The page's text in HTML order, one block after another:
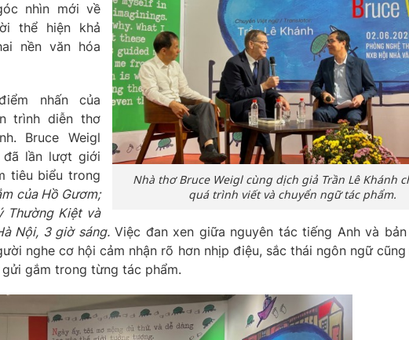
Nhà thơ Bruce Weigl cùng dịch giả Trần Lê Khánh
quá trình viết và chuyển ngữ tác phẩm.
nhìn mới về
thể hiện khả
nền văn hóa
nhấn của
trình diễn thơ
Bruce Weigl
đã lần lượt giới
tiêu biểu trong
của Hồ Gươm;
Thường Kiệt và
Nội, 3 giờ sáng.Việc đan xen giữa nguyên tác tiếng Anh và
nghe cơ hội cảm nhận rõ hơn nhịp điệu, sắc thái ngôn ngữ cũng
gắm trong từng tác phẩm.